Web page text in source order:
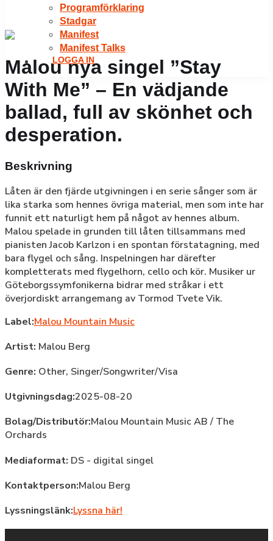
Programförklaring
Stadgar
Manifest
Manifest Talks
LOGGA IN
Malou nya singel ”Stay
With Me” – En vädjande
ballad, full av skönhet och
desperation.
Beskrivning
Låten är den fjärde utgivningen i en serie sånger som är
lika starka som hennes övriga material, men som inte har
funnit ett naturligt hem på något av hennes album.
Malou spelade in grunden till låten tillsammans med
pianisten Jacob Karlzon i en spontan förstatagning, med
bara flygel och sång. Inspelningen har därefter
kompletterats med flygelhorn, cello och kör. Musiker ur
Göteborgssymfonikerna bidrar med stråkar i ett
överjordiskt arrangemang av Tormod Tvete Vik.
Label:Malou Mountain Music
Artist: Malou Berg
Genre: Other, Singer/Songwriter/Visa
Utgivningsdag:2025-08-20
Bolag/Distributör:Malou Mountain Music AB / The
Orchards
Mediaformat: DS - digital singel
Kontaktperson:Malou Berg
Lyssningslänk:Lyssna här!